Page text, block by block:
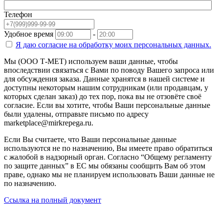
Телефон
Удобное время
-
Я даю согласие на обработку моих персональных данных.
Мы (ООО Т-МЕТ) используем ваши данные, чтобы
впоследствии связаться с Вами по поводу Вашего запроса или
для обсуждения заказа. Данные хранятся в нашей системе и
доступны некоторым нашим сотрудникам (или продавцам, у
которых сделан заказ) до тех пор, пока вы не отзовёте своё
согласие. Если вы хотите, чтобы Ваши персональные данные
были удалены, отправьте письмо по адресу
marketplace@mirkrepega.ru.
Если Вы считаете, что Ваши персональные данные
используются не по назначению, Вы имеете право обратиться
с жалобой в надзорный орган. Согласно “Общему регламенту
по защите данных” в ЕС мы обязаны сообщить Вам об этом
праве, однако мы не планируем использовать Ваши данные не
по назначению.
Ссылка на полный документ